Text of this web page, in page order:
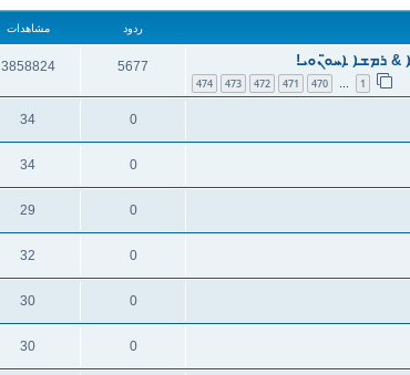
ردود مشاهدات
& ܪܡܫܐ ܐܚܘ̈ܢܘܝ!
1
…
470
471
472
473
474
5677
3858824
0
34
0
34
0
29
0
32
0
30
0
30